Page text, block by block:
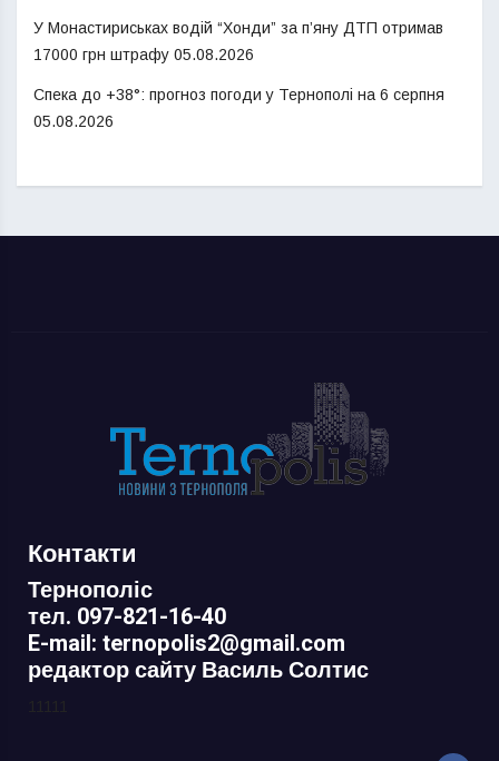
У Монастириськах водій “Хонди” за п’яну ДТП отримав
17000 грн штрафу 05.08.2026
Спека до +38°: прогноз погоди у Тернополі на 6 серпня
05.08.2026
Контакти
Тернополіс
тел. 097-821-16-40
E-mail: ternopolis2@gmail.com
редактор сайту Василь Солтис